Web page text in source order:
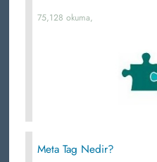
75,128 okuma,
Meta Tag Nedir?